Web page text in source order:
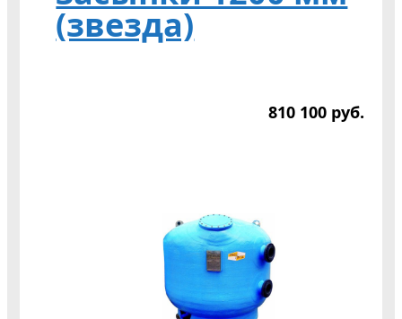
(звезда)
810 100 руб.